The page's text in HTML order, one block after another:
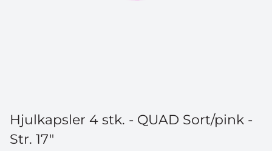
Hjulkapsler 4 stk. - QUAD Sort/pink -
Str. 17"